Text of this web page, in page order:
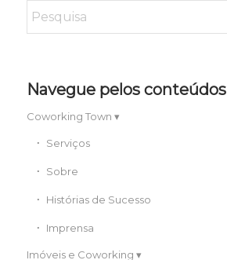
Navegue pelos conteúdos
Coworking Town
Serviços
Sobre
Histórias de Sucesso
Imprensa
Imóveis e Coworking